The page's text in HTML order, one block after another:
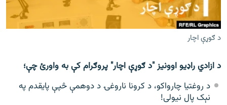
دري پاڼه
Azadi English
راسره ملګري شئ
د ګوړې اچار
د ازادي راډیو اوونیز "د ګوړې اچار" پروګرام کې به واورئ چې؛
د روغتیا چارواکو، د کرونا ناروغۍ د دوهمې څپې پایقدم په
نېک پال نیولی!